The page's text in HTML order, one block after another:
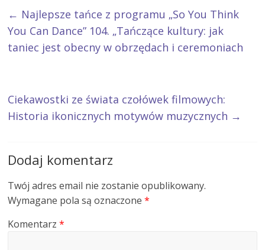
← Najlepsze tańce z programu „So You Think
You Can Dance” 104. „Tańczące kultury: jak
taniec jest obecny w obrzędach i ceremoniach
Ciekawostki ze świata czołówek filmowych:
Historia ikonicznych motywów muzycznych →
Dodaj komentarz
Twój adres email nie zostanie opublikowany.
Wymagane pola są oznaczone*
Komentarz*